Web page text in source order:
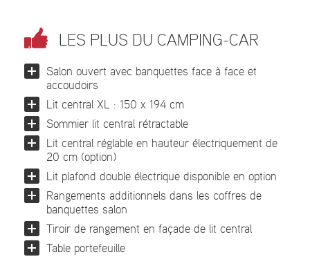
LES PLUS DU CAMPING-CAR
Salon ouvert avec banquettes face à face et
accoudoirs
Lit central XL : 150 x 194 cm
Sommier lit central rétractable
Lit central réglable en hauteur électriquement de
20 cm (option)
Lit plafond double électrique disponible en option
Rangements additionnels dans les coffres de
banquettes salon
Tiroir de rangement en façade de lit central
Table portefeuille